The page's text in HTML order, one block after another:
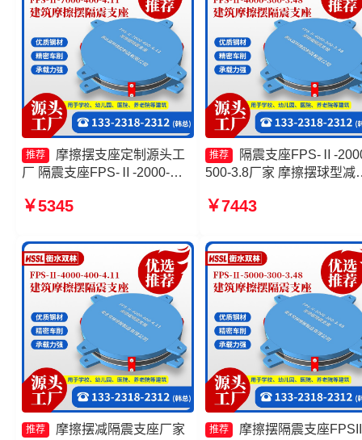
推荐
摩擦摆支座定制源头工
厂 隔震支座FPS-Ⅱ-2000-
价格 FPS支座
￥5345
推荐
隔震支座FPS-Ⅱ-
500-3.8厂家 摩擦摆球型减
擦摆隔震支座FPSII-5000-
￥7443
推荐 摩擦摆减隔震支座厂家 推荐 摩擦摆隔震支座